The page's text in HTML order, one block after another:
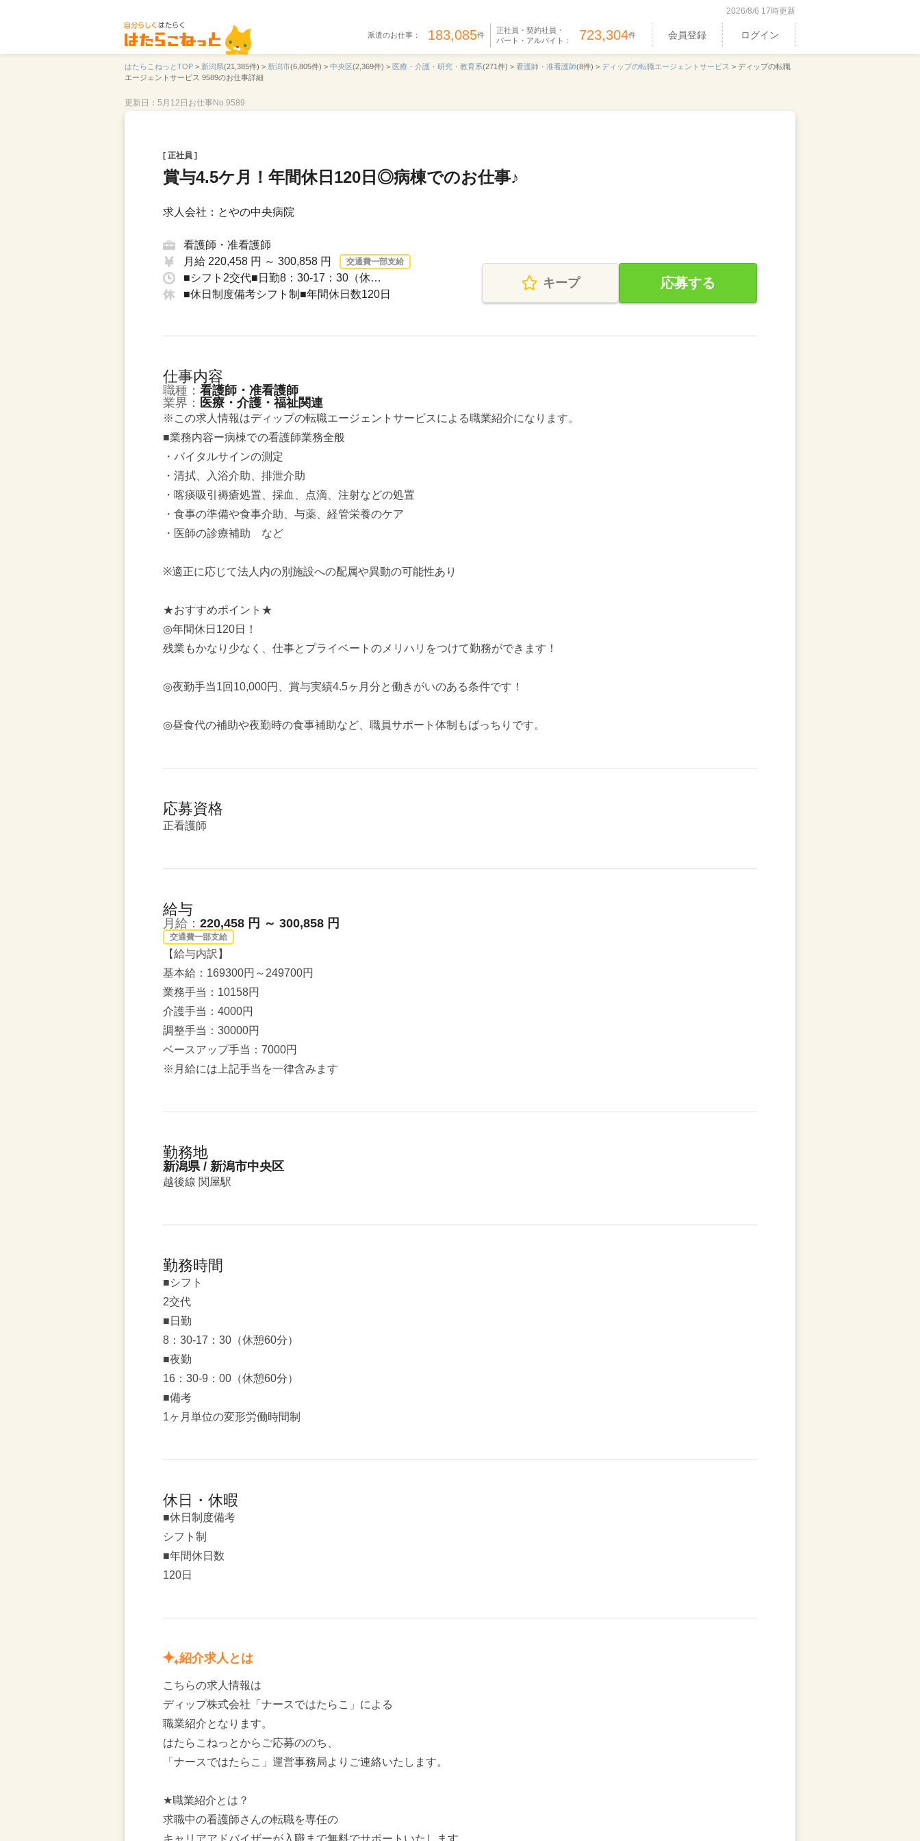
2026/8/6 17時更新
派遣のお仕事： 183,085件
正社員・契約社員・
パート・アルバイト： 723,304件 会員登録 ログイン
はたらこねっとTOP > 新潟県(21,385件) > 新潟市(6,805件) > 中央区(2,369件) > 医療・介護・研究・教育系(271件) > 看護師・准看護師(8件) > ディップの転職エージェントサービス > ディップの転職
エージェントサービス 9589のお仕事詳細
更新日：5月12日 お仕事No.9589
[ 正社員 ]
賞与4.5ケ月！年間休日120日◎病棟でのお仕事♪
求人会社：とやの中央病院
看護師・准看護師
月給 220,458 円 ～ 300,858 円
交通費一部支給
■シフト2交代■日勤8：30-17：30（休…
■休日制度備考シフト制■年間休日数120日
キープ 応募する
仕事内容
職種： 看護師・准看護師
業界： 医療・介護・福祉関連
※この求人情報はディップの転職エージェントサービスによる職業紹介になります。
■業務内容ー病棟での看護師業務全般
・バイタルサインの測定
・清拭、入浴介助、排泄介助
・喀痰吸引褥瘡処置、採血、点滴、注射などの処置
・食事の準備や食事介助、与薬、経管栄養のケア
・医師の診療補助 など
※適正に応じて法人内の別施設への配属や異動の可能性あり
★おすすめポイント★
◎年間休日120日！
残業もかなり少なく、仕事とプライベートのメリハリをつけて勤務ができます！
◎夜勤手当1回10,000円、賞与実績4.5ヶ月分と働きがいのある条件です！
◎昼食代の補助や夜勤時の食事補助など、職員サポート体制もばっちりです。
応募資格
正看護師
給与
月給： 220,458 円 ～ 300,858 円
交通費一部支給
【給与内訳】
基本給：169300円～249700円
業務手当：10158円
介護手当：4000円
調整手当：30000円
ベースアップ手当：7000円
※月給には上記手当を一律含みます
勤務地
新潟県 / 新潟市中央区
越後線 関屋駅
勤務時間
■シフト
2交代
■日勤
8：30-17：30（休憩60分）
■夜勤
16：30-9：00（休憩60分）
■備考
1ヶ月単位の変形労働時間制
休日・休暇
■休日制度備考
シフト制
■年間休日数
120日
紹介求人とは
こちらの求人情報は
ディップ株式会社「ナースではたらこ」による
職業紹介となります。
はたらこねっとからご応募ののち、
「ナースではたらこ」運営事務局よりご連絡いたします。
★職業紹介とは？
求職中の看護師さんの転職を専任の
キャリアアドバイザーが入職まで無料でサポートいたします。